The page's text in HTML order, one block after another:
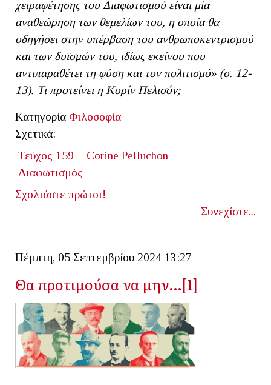
χειραφέτησης του Διαφωτισμού είναι μία
αναθεώρηση των θεμελίων του, η οποία θα
οδηγήσει στην υπέρβαση του ανθρωποκεντρισμού
και των δυϊσμών του, ιδίως εκείνου που
αντιπαραθέτει τη φύση και τον πολιτισμό» (σ. 12-
13). Τι προτείνει η Κορίν Πελισόν;
Κατηγορία Φιλοσοφία
Σχετικά:
Τεύχος 159
Corine Pelluchon
Διαφωτισμός
Σχολιάστε πρώτοι!
Συνεχίστε...
Πέμπτη, 05 Σεπτεμβρίου 2024 13:27
Θα προτιμούσα να μην…[1]